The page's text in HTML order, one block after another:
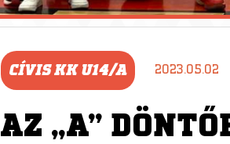
CÍVIS KK U14/A 2023.05.02
AZ „A”